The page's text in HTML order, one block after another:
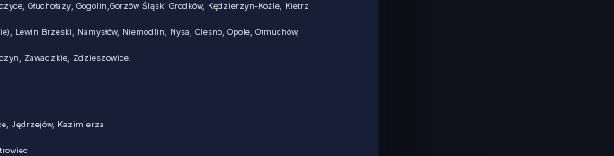
Głuchołazy, Gogolin,Gorzów Śląski Grodków, Kędzierzyn-Koźle, Kietrz
Lewin Brzeski, Namysłów, Niemodlin, Nysa, Olesno, Opole, Otmuchów,
Zawadzkie, Zdzieszowice.
Jędrzejów, Kazimierza